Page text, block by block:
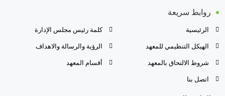
روابط سريعة
الرئيسية كلمة رئيس مجلس الإدارة
الهيكل التنظيمي للمعهد الرؤية والرسالة والاهداف
شروط الالتحاق بالمعهد أقسام المعهد
اتصل بنا